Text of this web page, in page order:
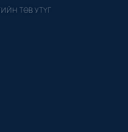
ТӨВ УТҮГ